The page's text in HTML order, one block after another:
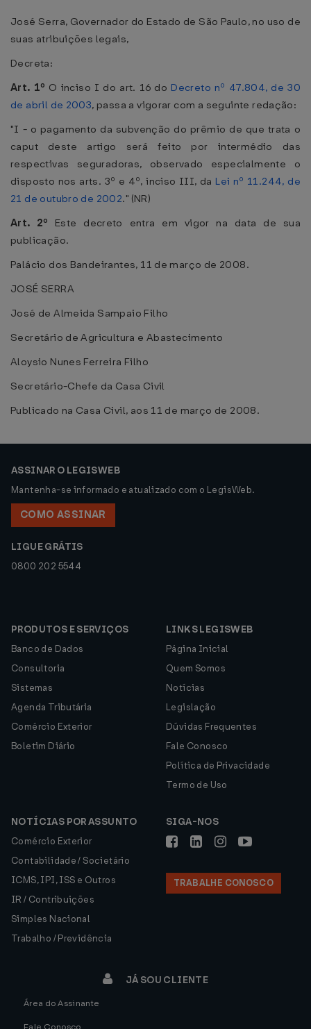
José Serra, Governador do Estado de São Paulo, no uso de
suas atribuições legais,
Decreta:
Art. 1º O inciso I do art. 16 do Decreto nº 47.804, de 30
de abril de 2003, passa a vigorar com a seguinte redação:
"I - o pagamento da subvenção do prêmio de que trata o
caput deste artigo será feito por intermédio das
respectivas seguradoras, observado especialmente o
disposto nos arts. 3º e 4º, inciso III, da Lei nº 11.244, de
21 de outubro de 2002." (NR)
Art. 2º Este decreto entra em vigor na data de sua
publicação.
Palácio dos Bandeirantes, 11 de março de 2008.
JOSÉ SERRA
José de Almeida Sampaio Filho
Secretário de Agricultura e Abastecimento
Aloysio Nunes Ferreira Filho
Secretário-Chefe da Casa Civil
Publicado na Casa Civil, aos 11 de março de 2008.
ASSINAR O LEGISWEB
Mantenha-se informado e atualizado com o LegisWeb.
COMO ASSINAR
LIGUE GRÁTIS
0800 202 5544
PRODUTOS E SERVIÇOS
Banco de Dados
Consultoria
Sistemas
Agenda Tributária
Comércio Exterior
Boletim Diário
LINKS LEGISWEB
Página Inicial
Quem Somos
Notícias
Legislação
Dúvidas Frequentes
Fale Conosco
Política de Privacidade
Termo de Uso
NOTÍCIAS POR ASSUNTO
Comércio Exterior
Contabilidade / Societário
ICMS, IPI, ISS e Outros
IR / Contribuições
Simples Nacional
Trabalho / Previdência
SIGA-NOS
TRABALHE CONOSCO
JÁ SOU CLIENTE
Área do Assinante